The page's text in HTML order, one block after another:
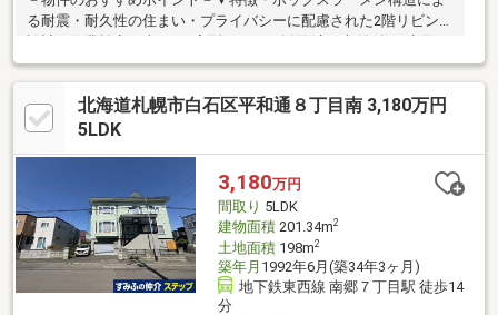
る耐震・耐久性の住まい・プライバシーに配慮された2階リビング
が集約されており、家事動線良好・3階ホール・各洋室に南西向き
バルコニー隣接・足を伸ばしてくつろげる和室を2箇所に設置・お
庭付・電動シャッター付のインナーガレージ・駐車2台可能(車種
による)▼周辺環境・白石共栄公園 徒歩2分(約140m)・本通小学校
━━━━━・・・物件の詳細・ご相談はお気軽にお問い合わせく
北海道札幌市白石区平和通８丁目南 3,180万円
5LDK
3,180万円
間取り 5LDK
建物面積201.34m2
土地面積198m2
築年月 1992年6月(築34年3ヶ月)
地下鉄東西線 南郷７丁目駅 徒歩14
分